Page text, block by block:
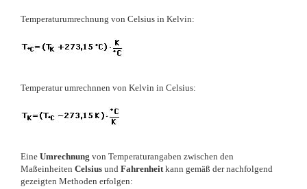
Temperaturumrechnung von Celsius in Kelvin:
Temperatur umrechnnen von Kelvin in Celsius:
Eine Umrechnung von Temperaturangaben zwischen den
Maßeinheiten Celsius und Fahrenheit kann gemäß der nachfolgend
gezeigten Methoden erfolgen: